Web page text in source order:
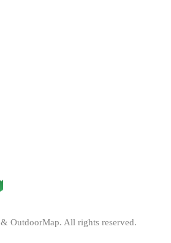
& OutdoorMap. All rights reserved.